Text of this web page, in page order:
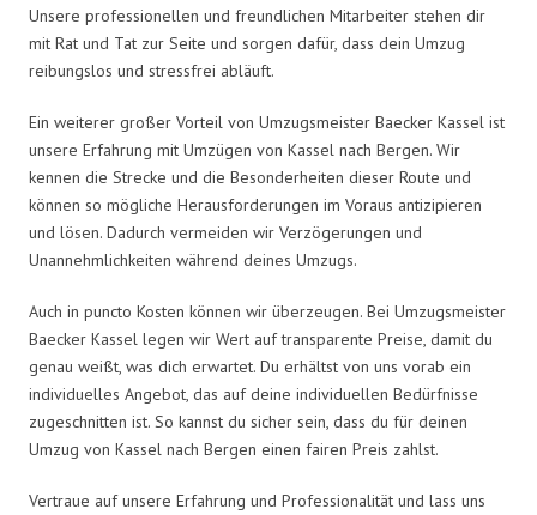
Unsere professionellen und freundlichen Mitarbeiter stehen dir
mit Rat und Tat zur Seite und sorgen dafür, dass dein Umzug
reibungslos und stressfrei abläuft.
Ein weiterer großer Vorteil von Umzugsmeister Baecker Kassel ist
unsere Erfahrung mit Umzügen von Kassel nach Bergen. Wir
kennen die Strecke und die Besonderheiten dieser Route und
können so mögliche Herausforderungen im Voraus antizipieren
und lösen. Dadurch vermeiden wir Verzögerungen und
Unannehmlichkeiten während deines Umzugs.
Auch in puncto Kosten können wir überzeugen. Bei Umzugsmeister
Baecker Kassel legen wir Wert auf transparente Preise, damit du
genau weißt, was dich erwartet. Du erhältst von uns vorab ein
individuelles Angebot, das auf deine individuellen Bedürfnisse
zugeschnitten ist. So kannst du sicher sein, dass du für deinen
Umzug von Kassel nach Bergen einen fairen Preis zahlst.
Vertraue auf unsere Erfahrung und Professionalität und lass uns